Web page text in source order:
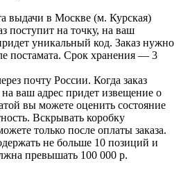
выдачи в Москве (м. Курская)
поступит на точку, на ваш
уникальный код. Заказ нужно
постамата. Срок хранения — 3
почту России. Когда заказ
ваш адрес придет извещение о
вы можете оценить состояние
Вскрывать коробку
только после оплаты заказа.
не больше 10 позиций и
превышать 100 000 р.